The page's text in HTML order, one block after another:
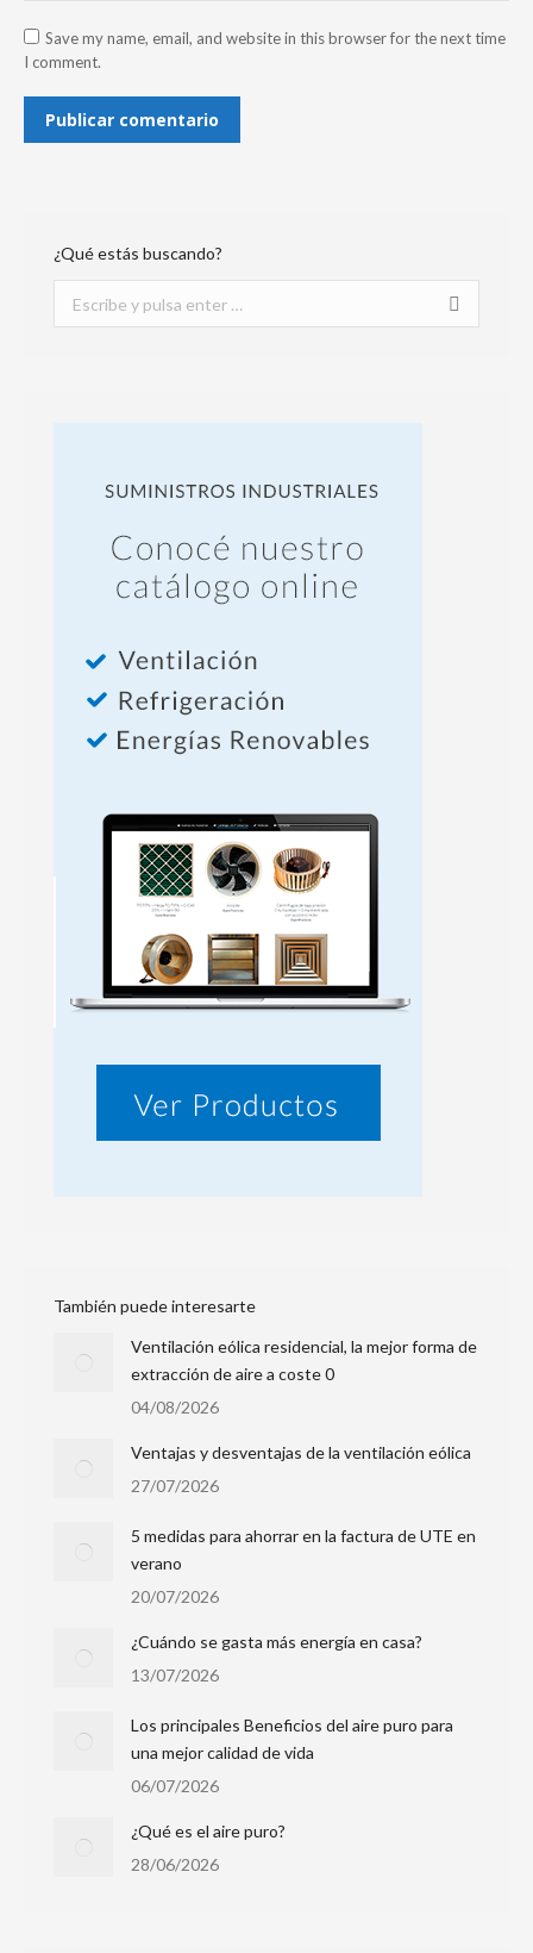
Save my name, email, and website in this browser for the next time
I comment.
Publicar comentario
¿Qué estás buscando?
También puede interesarte
Ventilación eólica residencial, la mejor forma de
extracción de aire a coste 0
04/08/2026
Ventajas y desventajas de la ventilación eólica
27/07/2026
5 medidas para ahorrar en la factura de UTE en
verano
20/07/2026
¿Cuándo se gasta más energía en casa?
13/07/2026
Los principales Beneficios del aire puro para
una mejor calidad de vida
06/07/2026
¿Qué es el aire puro?
28/06/2026